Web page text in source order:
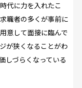
代に力を入れたこ
職者の多くが事前に
意して面接に臨んで
が狭くなることがわ
しづらくなっている